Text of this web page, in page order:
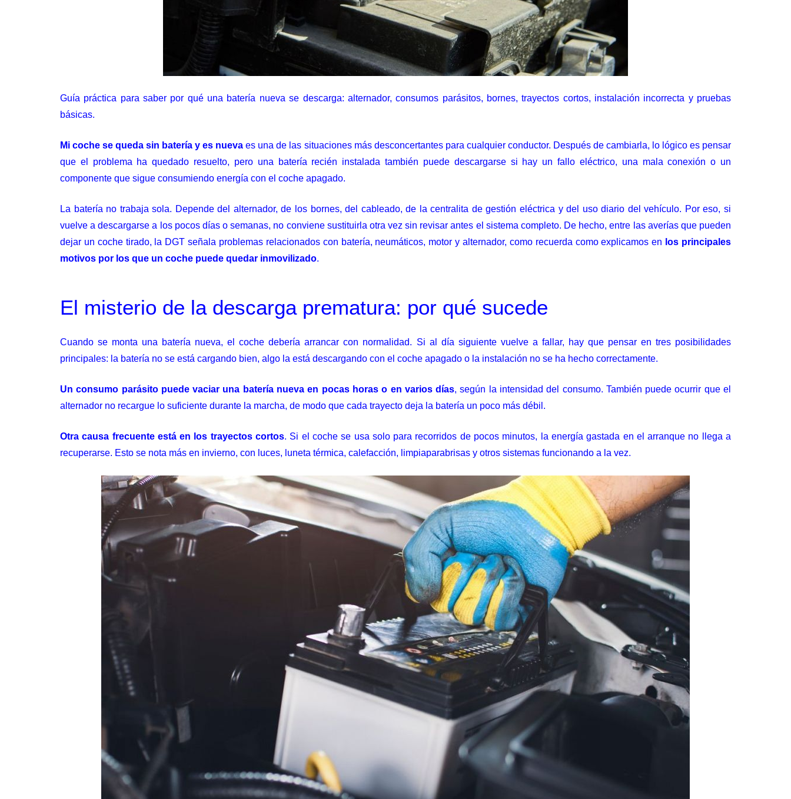
Guía práctica para saber por qué una batería nueva se descarga: alternador, consumos parásitos, bornes, trayectos cortos, instalación incorrecta y pruebas
básicas.
Mi coche se queda sin batería y es nueva es una de las situaciones más desconcertantes para cualquier conductor. Después de cambiarla, lo lógico es pensar
que el problema ha quedado resuelto, pero una batería recién instalada también puede descargarse si hay un fallo eléctrico, una mala conexión o un
componente que sigue consumiendo energía con el coche apagado.
La batería no trabaja sola. Depende del alternador, de los bornes, del cableado, de la centralita de gestión eléctrica y del uso diario del vehículo. Por eso, si
vuelve a descargarse a los pocos días o semanas, no conviene sustituirla otra vez sin revisar antes el sistema completo. De hecho, entre las averías que pueden
dejar un coche tirado, la DGT señala problemas relacionados con batería, neumáticos, motor y alternador, como recuerda como explicamos en los principales
motivos por los que un coche puede quedar inmovilizado.
El misterio de la descarga prematura: por qué sucede
Cuando se monta una batería nueva, el coche debería arrancar con normalidad. Si al día siguiente vuelve a fallar, hay que pensar en tres posibilidades
principales: la batería no se está cargando bien, algo la está descargando con el coche apagado o la instalación no se ha hecho correctamente.
Un consumo parásito puede vaciar una batería nueva en pocas horas o en varios días, según la intensidad del consumo. También puede ocurrir que el
alternador no recargue lo suficiente durante la marcha, de modo que cada trayecto deja la batería un poco más débil.
Otra causa frecuente está en los trayectos cortos. Si el coche se usa solo para recorridos de pocos minutos, la energía gastada en el arranque no llega a
recuperarse. Esto se nota más en invierno, con luces, luneta térmica, calefacción, limpiaparabrisas y otros sistemas funcionando a la vez.